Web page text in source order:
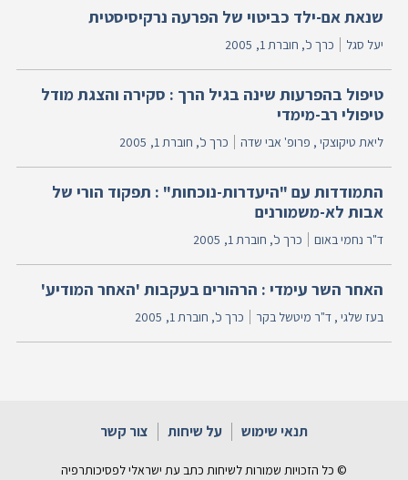
שנאת אם-ילד כביטוי של הפרעה נרקיסיסטית
יעל סגל כרך כ', חוברת 1, 2005
טיפול בהפרעות שינה בגיל הרך : סקירה והצגת מודל
טיפולי רב-מימדי
ליאת טיקוצקי , פרופ' אבי שדה כרך כ', חוברת 1, 2005
התמודדות עם "היעדרות-נוכחות" : תפקוד הורי של
אבות לא-משמורנים
ד"ר נחמי באום כרך כ', חוברת 1, 2005
האחר השר עימדי : הרהורים בעקבות 'האחר המודיע'
בעז שלגי , ד"ר מיטשל בקר כרך כ', חוברת 1, 2005
תנאי שימוש על שיחות צור קשר
© כל הזכויות שמורות לשיחות כתב עת ישראלי לפסיכותרפיה